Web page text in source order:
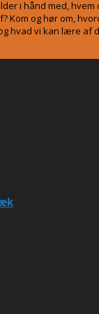
i hånd med, hvem
Kom og hør om,
hvad vi kan lære af